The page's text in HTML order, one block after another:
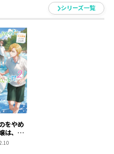
まほう】が隠されてい
心が忙しすぎませ
令嬢の恋の行方やいか
活第二弾！
な考え方や行動が書けてと
たのはルドフィル視点でし
シリーズ一覧
をやめ
は、み
てい